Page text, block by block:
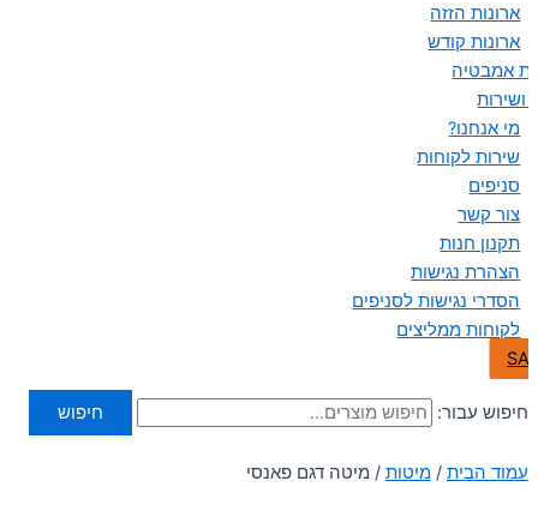
ארונות הזזה
ארונות קודש
אמבטיה
ושירות
מי אנחנו?
שירות לקוחות
סניפים
צור קשר
תקנון חנות
הצהרת נגישות
הסדרי נגישות לסניפים
לקוחות ממליצים
חיפוש עבור: חיפוש
עמוד הבית / מיטות / מיטה דגם פאנסי